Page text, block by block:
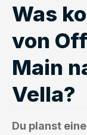
Was
von
Main
Vella?
Du planst